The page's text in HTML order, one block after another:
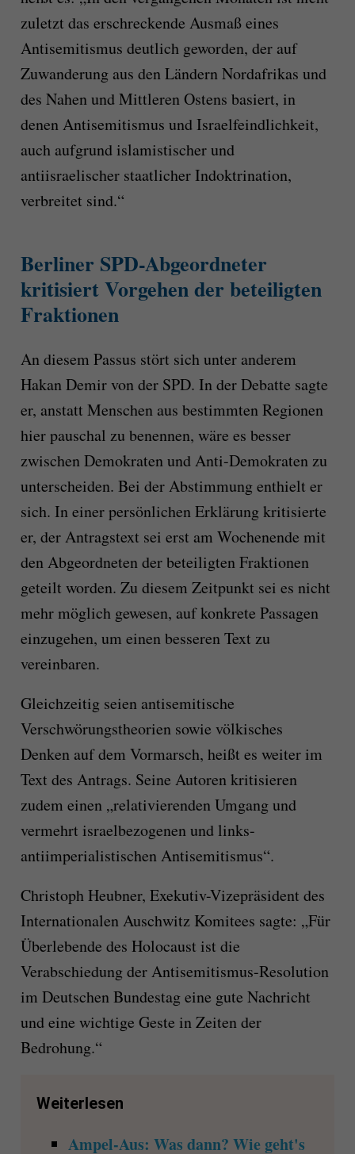
zuletzt das erschreckende Ausmaß eines
Antisemitismus deutlich geworden, der auf
Zuwanderung aus den Ländern Nordafrikas und
des Nahen und Mittleren Ostens basiert, in
denen Antisemitismus und Israelfeindlichkeit,
auch aufgrund islamistischer und
antiisraelischer staatlicher Indoktrination,
verbreitet sind.“
Berliner SPD-Abgeordneter
kritisiert Vorgehen der beteiligten
Fraktionen
An diesem Passus stört sich unter anderem
Hakan Demir von der SPD. In der Debatte sagte
er, anstatt Menschen aus bestimmten Regionen
hier pauschal zu benennen, wäre es besser
zwischen Demokraten und Anti-Demokraten zu
unterscheiden. Bei der Abstimmung enthielt er
sich. In einer persönlichen Erklärung kritisierte
er, der Antragstext sei erst am Wochenende mit
den Abgeordneten der beteiligten Fraktionen
geteilt worden. Zu diesem Zeitpunkt sei es nicht
mehr möglich gewesen, auf konkrete Passagen
einzugehen, um einen besseren Text zu
vereinbaren.
Gleichzeitig seien antisemitische
Verschwörungstheorien sowie völkisches
Denken auf dem Vormarsch, heißt es weiter im
Text des Antrags. Seine Autoren kritisieren
zudem einen „relativierenden Umgang und
vermehrt israelbezogenen und links-
antiimperialistischen Antisemitismus“.
Christoph Heubner, Exekutiv-Vizepräsident des
Internationalen Auschwitz Komitees sagte: „Für
Überlebende des Holocaust ist die
Verabschiedung der Antisemitismus-Resolution
im Deutschen Bundestag eine gute Nachricht
und eine wichtige Geste in Zeiten der
Bedrohung.“
Weiterlesen
Ampel-Aus: Was dann? Wie geht's